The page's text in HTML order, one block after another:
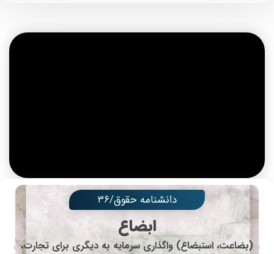
دانشنامه حقوق/۳۶
ابضاع
(بضاعت، استبضاع) واگذاری سرمایه به دیگری برای تجارت،